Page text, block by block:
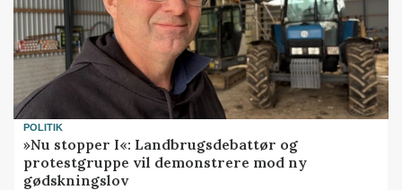
POLITIK
»Nu stopper I«: Landbrugsdebattør og
protestgruppe vil demonstrere mod ny
gødskningslov